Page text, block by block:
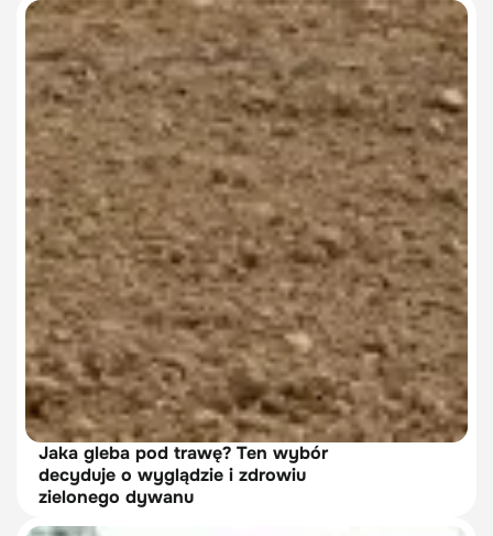
Jaka gleba pod trawę? Ten wybór
decyduje o wyglądzie i zdrowiu
zielonego dywanu